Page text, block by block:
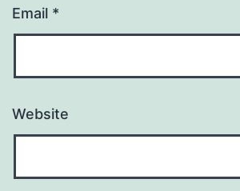
Email *
Website